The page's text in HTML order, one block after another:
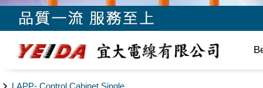
LAPP- Control Cabinet Single